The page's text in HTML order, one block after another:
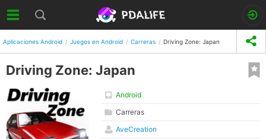
Aplicaciones Android Juegos en Android Carreras Driving Zone: Japan
Driving Zone: Japan
Android
Carreras
AveCreation